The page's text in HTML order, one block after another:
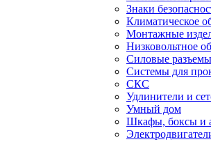
Знаки
Климатическое
Монтажные
Низковольтное
Силовые разъемы
Системы для
СКС
Удлинители и
Умный дом
Шкафы, боксы и